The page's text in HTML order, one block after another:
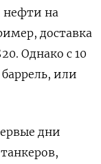
нефти на
доставка
Однако с 10
или
дни